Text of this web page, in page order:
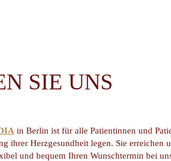
SIE UNS
in Berlin ist für alle Patientinnen und
ihrer Herzgesundheit legen. Sie erreichen
und bequem Ihren Wunschtermin bei